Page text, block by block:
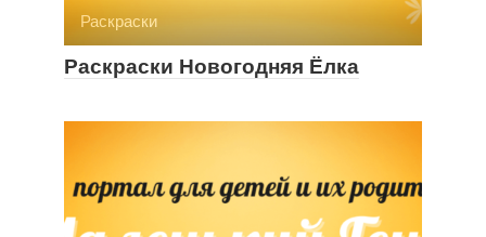
Раскраски
Раскраски Новогодняя Ёлка